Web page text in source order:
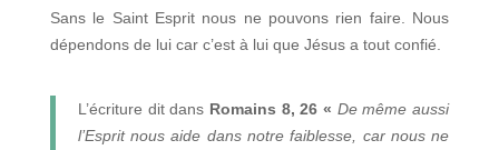
Sans le Saint Esprit nous ne pouvons rien faire. Nous
dépendons de lui car c’est à lui que Jésus a tout confié.
L’écriture dit dans Romains 8, 26 « De même aussi
l’Esprit nous aide dans notre faiblesse, car nous ne